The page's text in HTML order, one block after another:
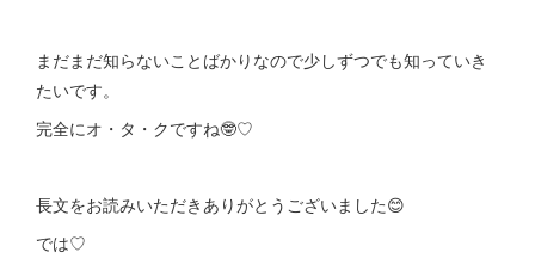
まだまだ知らないことばかりなので少しずつでも知っていき
たいです。
完全にオ・タ・クですね🤓♡
長文をお読みいただきありがとうございました😊
では♡